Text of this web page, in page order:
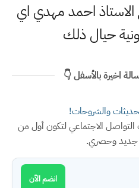
احمد مهدي اي
حيال ذلك
اخيرة بالأسفل 👇
والشروحات!
التواصل الاجتماعي لتكون أول من
وحصري.
انضم الآن